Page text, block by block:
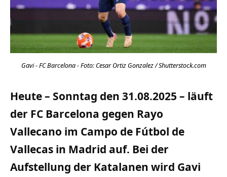
Gavi - FC Barcelona - Foto: Cesar Ortiz Gonzalez / Shutterstock.com
Heute – Sonntag den 31.08.2025 – läuft
der FC Barcelona gegen Rayo
Vallecano im Campo de Fútbol de
Vallecas in Madrid auf. Bei der
Aufstellung der Katalanen wird Gavi